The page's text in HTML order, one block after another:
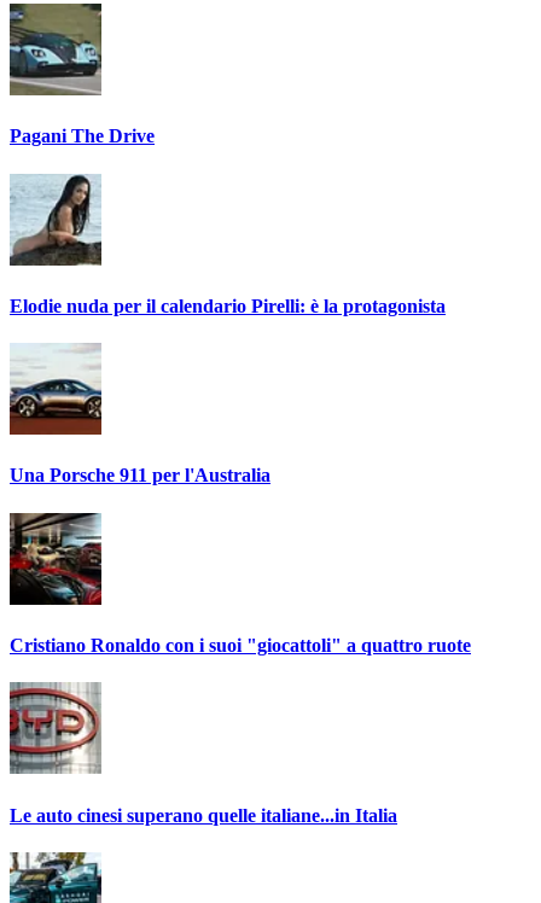
Pagani The Drive
Elodie nuda per il calendario Pirelli: è la protagonista
Una Porsche 911 per l'Australia
Cristiano Ronaldo con i suoi "giocattoli" a quattro ruote
Le auto cinesi superano quelle italiane...in Italia